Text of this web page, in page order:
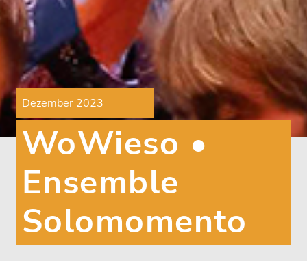
Dezember 2023
WoWieso •
Ensemble
Solomomento